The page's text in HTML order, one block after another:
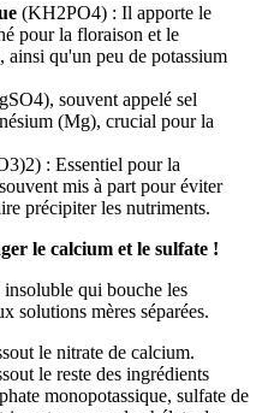
(KH2PO4) : Il apporte le
pour la floraison et le
ainsi qu'un peu de potassium
gSO4), souvent appelé sel
(Mg), crucial pour la
3)2) : Essentiel pour la
mis à part pour éviter
précipiter les nutriments.
le calcium et le sulfate !
qui bouche les
solutions mères séparées.
le nitrate de calcium.
le reste des ingrédients
monopotassique, sulfate de